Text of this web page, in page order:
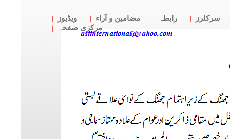
سرکلرز رابطہ مضامین و آراء
ویڈیوز
مرکزی صفحہ